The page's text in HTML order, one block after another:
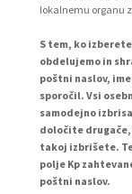
lokalnemu organu
S tem, ko
obdelujemo in
poštni naslov,
sporočil. Vsi
samodejno
določite
takoj izbrišete.
polje Kp
poštni naslov.